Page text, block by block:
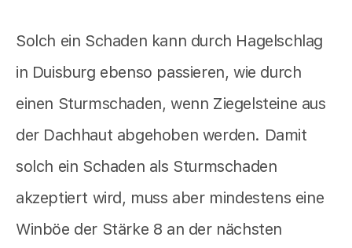
Solch ein Schaden kann durch Hagelschlag
in Duisburg ebenso passieren, wie durch
einen Sturmschaden, wenn Ziegelsteine aus
der Dachhaut abgehoben werden. Damit
solch ein Schaden als Sturmschaden
akzeptiert wird, muss aber mindestens eine
Winböe der Stärke 8 an der nächsten